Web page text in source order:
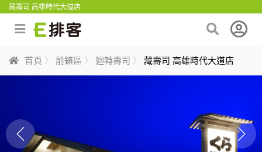
藏壽司 高雄時代大道店
首頁 前鎮區 迴轉壽司 藏壽司 高雄時代大道店